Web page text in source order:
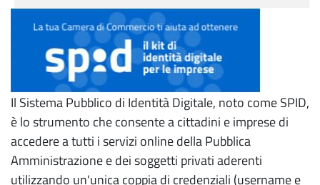
Il Sistema Pubblico di Identità Digitale, noto come SPID,
è lo strumento che consente a cittadini e imprese di
accedere a tutti i servizi online della Pubblica
Amministrazione e dei soggetti privati aderenti
utilizzando un'unica coppia di credenziali (username e